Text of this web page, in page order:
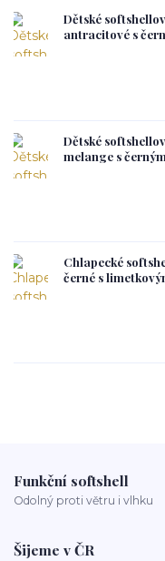
Dětské
antracitové s
Dětské
melange s
Chlapecké
černé s
Funkční softshell
Odolný proti větru i vlhku
Šijeme v ČR